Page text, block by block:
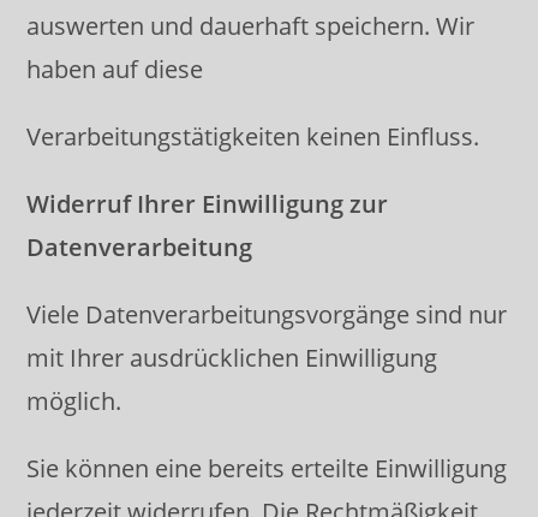
auswerten und dauerhaft speichern. Wir
haben auf diese
Verarbeitungstätigkeiten keinen Einfluss.
Widerruf Ihrer Einwilligung zur
Datenverarbeitung
Viele Datenverarbeitungsvorgänge sind nur
mit Ihrer ausdrücklichen Einwilligung
möglich.
Sie können eine bereits erteilte Einwilligung